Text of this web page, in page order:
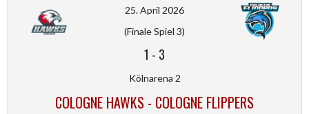
25. April 2026
(Finale Spiel 3)
1 - 3
Kölnarena 2
COLOGNE HAWKS - COLOGNE FLIPPERS